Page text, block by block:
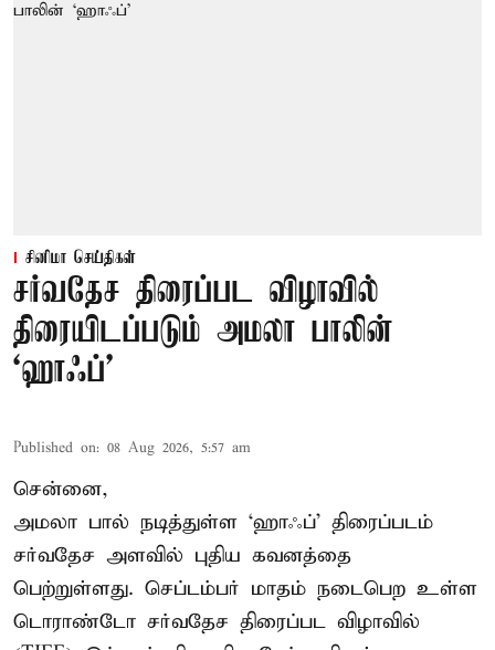
சினிமா செய்திகள்
சர்வதேச திரைப்பட விழாவில்
திரையிடப்படும் அமலா பாலின்
‘ஹாஃப்’
Published on: 08 Aug 2026, 5:57 am
சென்னை,
அமலா பால் நடித்துள்ள ‘ஹாஃப்’ திரைப்படம்
சர்வதேச அளவில் புதிய கவனத்தை
பெற்றுள்ளது. செப்டம்பர் மாதம் நடைபெற உள்ள
டொராண்டோ சர்வதேச திரைப்பட விழாவில்